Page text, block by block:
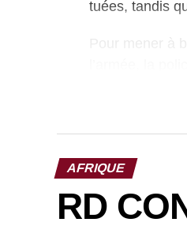
tuées, tandis
le terrorisme.
forestière
contre rançon,
Les attaques
AFRIQUE
RD